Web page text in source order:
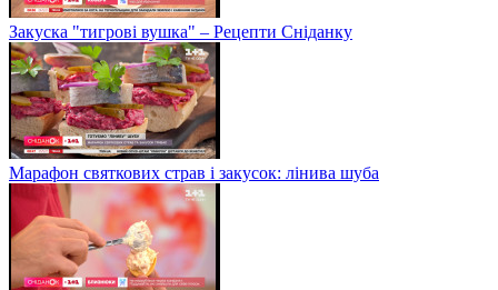
Закуска "тигрові вушка" – Рецепти Сніданку
Марафон святкових страв і закусок: лінива шуба